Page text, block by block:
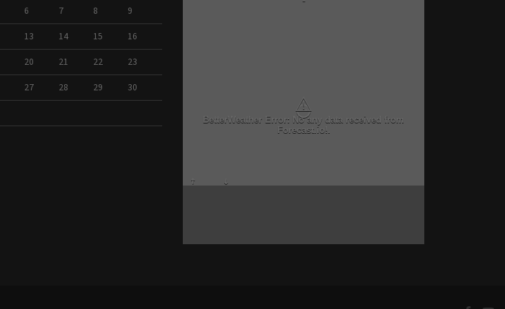
6 7 8 9
13 14 15 16
20 21 22 23
27 28 29 30
⚠
BetterWeather Error: No any data received from
Forecast.io!.